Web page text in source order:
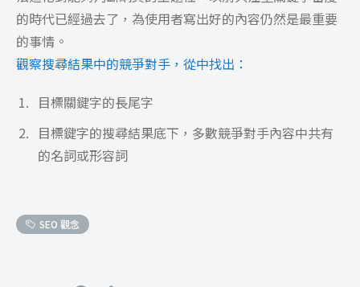
的時代已經過去了，為使用者寫出好的內容仍然是最重要
的事情。
觀察搜尋結果中的競爭對手，從中找出：
目標關鍵字的長尾字
目標鍵字的搜尋結果底下，多數競爭對手內容中共有
的名詞或形容詞
SEO 觀念